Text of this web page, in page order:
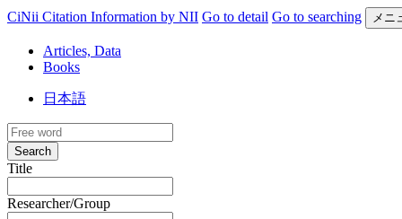
CiNii Citation Information by NII Go to detail Go to searching メニ
Articles, Data
Books
日本語
Search
Title
Researcher/Group